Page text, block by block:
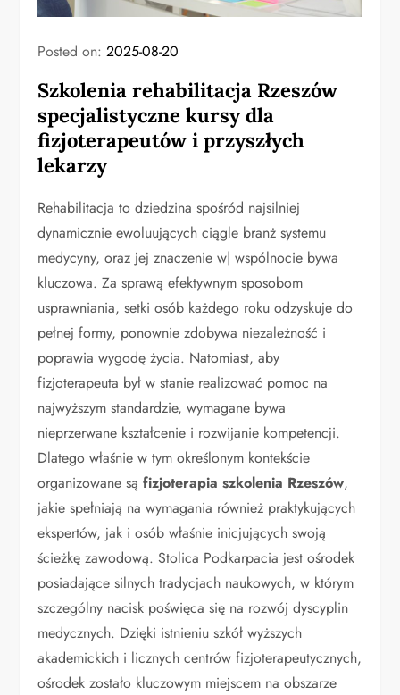
Posted on:2025-08-20
Szkolenia rehabilitacja Rzeszów
specjalistyczne kursy dla
fizjoterapeutów i przyszłych
lekarzy
Rehabilitacja to dziedzina spośród najsilniej
dynamicznie ewoluujących ciągle branż systemu
medycyny, oraz jej znaczenie w| wspólnocie bywa
kluczowa. Za sprawą efektywnym sposobom
usprawniania, setki osób każdego roku odzyskuje do
pełnej formy, ponownie zdobywa niezależność i
poprawia wygodę życia. Natomiast, aby
fizjoterapeuta był w stanie realizować pomoc na
najwyższym standardzie, wymagane bywa
nieprzerwane kształcenie i rozwijanie kompetencji.
Dlatego właśnie w tym określonym kontekście
organizowane sąfizjoterapia szkolenia Rzeszów,
jakie spełniają na wymagania również praktykujących
ekspertów, jak i osób właśnie inicjujących swoją
ścieżkę zawodową. Stolica Podkarpacia jest ośrodek
posiadające silnych tradycjach naukowych, w którym
szczególny nacisk poświęca się na rozwój dyscyplin
medycznych. Dzięki istnieniu szkół wyższych
akademickich i licznych centrów fizjoterapeutycznych,
ośrodek zostało kluczowym miejscem na obszarze